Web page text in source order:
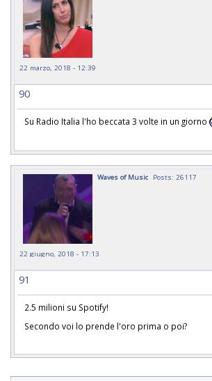
22 marzo, 2018 - 12:39
90
Su Radio Italia l'ho beccata 3 volte in un giorno
Waves of Music Posts: 26117
22 giugno, 2018 - 17:13
91
2.5 milioni su Spotify!
Secondo voi lo prende l'oro prima o poi?